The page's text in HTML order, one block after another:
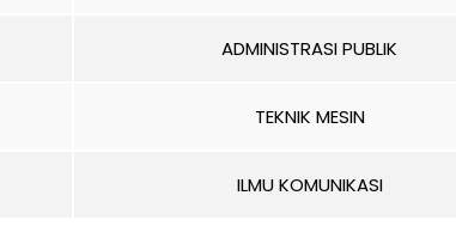
ADMINISTRASI PUBLIK
TEKNIK MESIN
ILMU KOMUNIKASI